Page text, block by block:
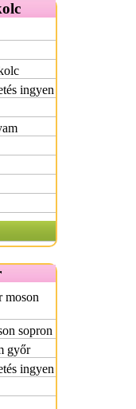
ingyen
moson
sopron
győr
ingyen